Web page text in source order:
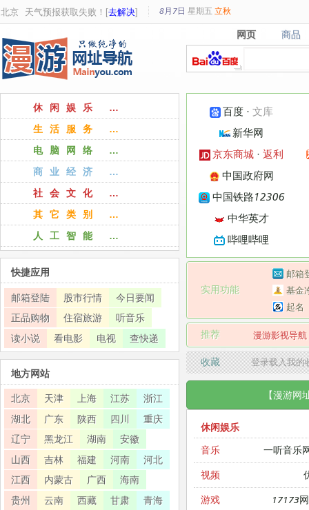
北京 天气预报获取失败！[去解决] 8月7日 星期五 立秋
网页
网页 商品
商品
百度 ·文库
新华网
京东商城 ·返利
中国政府网
中国铁路12306
中华英才
哔哩哔哩
实用功能
邮箱
基金
起名
推荐 漫游影视导航
收藏 登录载入我
【漫游网
休闲娱乐
音乐
一听音乐
视频
游戏 17173
休闲娱乐 …
生活服务 …
电脑网络 …
商业经济 …
社会文化 …
其它类别 …
人工智能 …
快捷应用
邮箱登陆 股市行情
今日要闻
正品购物
住宿旅游
听音乐
读小说
看电影 电视 查快递
地方网站
北京 天津 上海 江苏
浙江
湖北
广东 陕西 四川
重庆
辽宁
黑龙江 湖南
安徽
山西
吉林 福建 河南
河北
江西
内蒙古 广西
海南
贵州
云南 西藏 甘肃
青海